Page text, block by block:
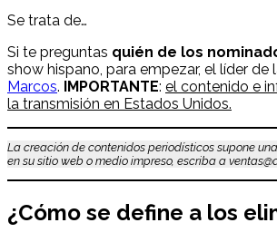
Se trata de…
Si te preguntas quién de los
show hispano, para empezar, el líder de
Marcos. IMPORTANTE: el contenido e
la transmisión en Estados Unidos.
La creación de contenidos periodísticos supone
en su sitio web o medio impreso, escriba a
¿Cómo se define a los